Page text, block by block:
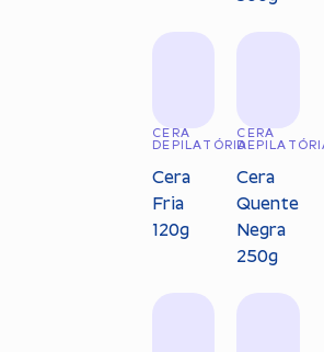
CERA
DEPILATÓRIA
Cera
Fria
120g
CERA
Cera
Quente
Negra
250g